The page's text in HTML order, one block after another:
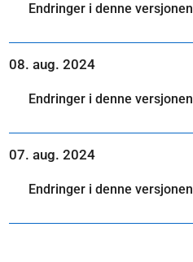
Endringer i denne versjonen
08. aug. 2024
Endringer i denne versjonen
07. aug. 2024
Endringer i denne versjonen